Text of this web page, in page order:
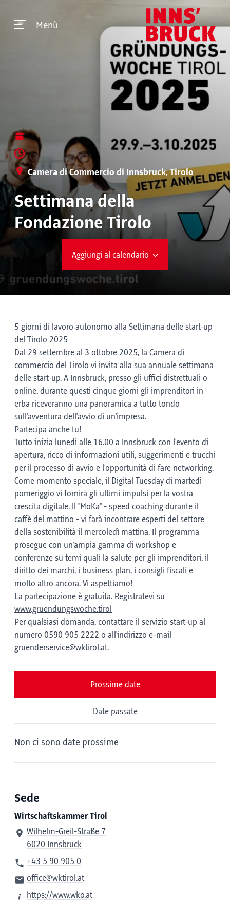
Menù
Camera di Commercio di Innsbruck, Tirolo
Settimana della
Fondazione Tirolo
Aggiungi al calendario
5 giorni di lavoro autonomo alla Settimana delle start-up
del Tirolo 2025
Dal 29 settembre al 3 ottobre 2025, la Camera di
commercio del Tirolo vi invita alla sua annuale settimana
delle start-up. A Innsbruck, presso gli uffici distrettuali o
online, durante questi cinque giorni gli imprenditori in
erba riceveranno una panoramica a tutto tondo
sull'avventura dell'avvio di un'impresa.
Partecipa anche tu!
Tutto inizia lunedì alle 16.00 a Innsbruck con l'evento di
apertura, ricco di informazioni utili, suggerimenti e trucchi
per il processo di avvio e l'opportunità di fare networking.
Come momento speciale, il Digital Tuesday di martedì
pomeriggio vi fornirà gli ultimi impulsi per la vostra
crescita digitale. Il "MoKa" - speed coaching durante il
caffè del mattino - vi farà incontrare esperti del settore
della sostenibilità il mercoledì mattina. Il programma
prosegue con un'ampia gamma di workshop e
conferenze su temi quali la salute per gli imprenditori, il
diritto dei marchi, i business plan, i consigli fiscali e
molto altro ancora. Vi aspettiamo!
La partecipazione è gratuita. Registratevi su
www.gruendungswoche.tirol
Per qualsiasi domanda, contattare il servizio start-up al
numero 0590 905 2222 o all'indirizzo e-mail
gruenderservice@wktirol.at.
Prossime date
Date passate
Non ci sono date prossime
Sede
Wirtschaftskammer Tirol
Wilhelm-Greil-Straße 7
6020 Innsbruck
+43 5 90 905 0
office@wktirol.at
https://www.wko.at